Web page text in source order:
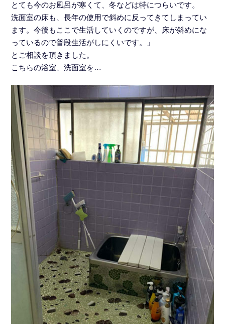
とても今のお風呂が寒くて、冬などは特につらいです。
洗面室の床も、長年の使用で斜めに反ってきてしまってい
ます。今後もここで生活していくのですが、床が斜めにな
っているので普段生活がしにくいです。」
とご相談を頂きました。
こちらの浴室、洗面室を…